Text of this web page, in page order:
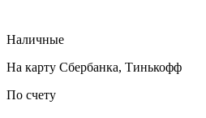
Наличные
На карту Сбербанка, Тинькофф
По счету